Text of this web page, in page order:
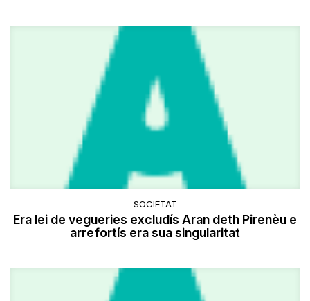
SOCIETAT
Era lei de vegueries excludís Aran deth Pirenèu e
arrefortís era sua singularitat